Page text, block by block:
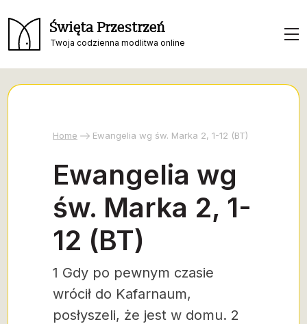
Święta Przestrzeń
Twoja codzienna modlitwa online
Home Ewangelia wg św. Marka 2, 1-12 (BT)
Ewangelia wg
św. Marka 2, 1-
12 (BT)
1 Gdy po pewnym czasie
wrócił do Kafarnaum,
posłyszeli, że jest w domu. 2